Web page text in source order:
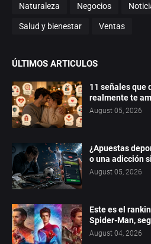
Naturaleza Negocios
Salud y bienestar Ventas
ÚLTIMOS ARTICULOS
11 señales que
realmente te
August 05, 2026
¿Apuestas
o una adicción
August 05, 2026
Este es el
Spider-Man,
August 04, 2026